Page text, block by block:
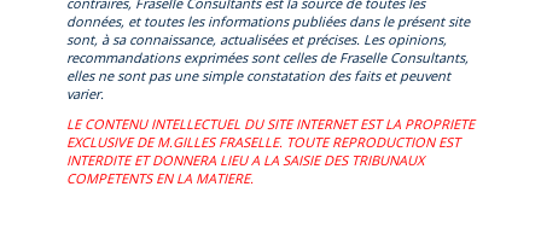
données, et toutes les informations publiées dans le présent site
sont, à sa connaissance, actualisées et précises. Les opinions,
recommandations exprimées sont celles de Fraselle Consultants,
elles ne sont pas une simple constatation des faits et peuvent
varier.
LE CONTENU INTELLECTUEL DU SITE INTERNET EST LA PROPRIETE
EXCLUSIVE DE M.GILLES FRASELLE. TOUTE REPRODUCTION EST
INTERDITE ET DONNERA LIEU A LA SAISIE DES TRIBUNAUX
COMPETENTS EN LA MATIERE.